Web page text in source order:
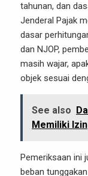
tahunan, dan
Jenderal Pajak
dasar
dan NJOP,
masih wajar,
objek sesuai
See also
Memiliki Izin
Pemeriksaan ini
beban